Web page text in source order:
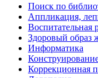
Поиск по
Аппликация,
Воспитательная
Здоровый образ
Информатика
Коррекционная